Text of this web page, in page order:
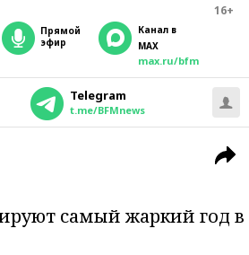
16+
прямой
эфир
Канал в
MAX
max.ru/bfm
Telegram
t.me/BFMnews
самый жаркий год в